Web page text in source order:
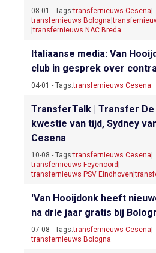
08-01 - Tags:transfernieuws Cesena
transfernieuws Bologna |
|transfernieuws NAC Breda
Italiaanse media: Van
club in gesprek over
04-01 - Tags:transfernieuws Cesena
TransferTalk | Transfer
kwestie van tijd, Sydney
Cesena
10-08 - Tags:transfernieuws Cesena
transfernieuws Feyenoord
transfernieuws PSV Eindhoven |
'Van Hooijdonk heeft
na drie jaar gratis bij
07-08 - Tags:transfernieuws Cesena
transfernieuws Bologna